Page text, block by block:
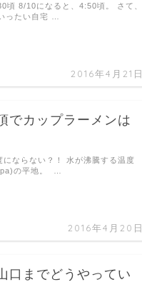
2016年4月21日
頃 8/10になると、4:50頃。 さて、
ったい自宅 …
でカップラーメンは
2016年4月20日
ならない？！ 水が沸騰する温度
の平地。 …
口までどうやってい